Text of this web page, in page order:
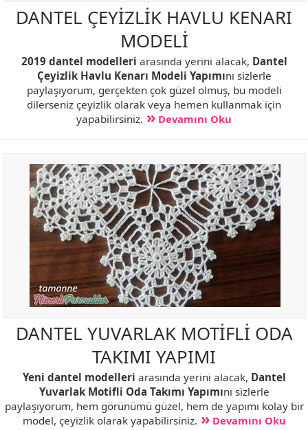
DANTEL ÇEYİZLİK HAVLU KENARI
MODELİ
2019 dantel modelleri arasında yerini alacak, Dantel
Çeyizlik Havlu Kenarı Modeli Yapımını sizlerle
paylaşıyorum, gerçekten çok güzel olmuş, bu modeli
dilerseniz çeyizlik olarak veya hemen kullanmak için
yapabilirsiniz.
Devamını Oku
DANTEL YUVARLAK MOTİFLİ ODA
TAKIMI YAPIMI
Yeni dantel modelleri arasında yerini alacak, Dantel
Yuvarlak Motifli Oda Takımı Yapımını sizlerle
paylaşıyorum, hem görünümü güzel, hem de yapımı kolay bir
model, çeyizlik olarak yapabilirsiniz.
Devamını Oku